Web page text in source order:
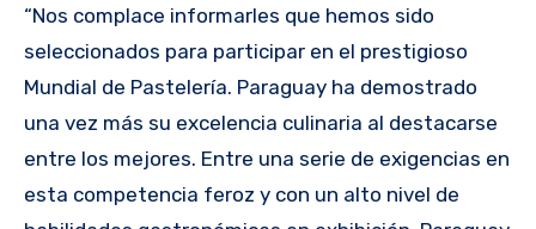
“Nos complace informarles que hemos sido
seleccionados para participar en el prestigioso
Mundial de Pastelería. Paraguay ha demostrado
una vez más su excelencia culinaria al destacarse
entre los mejores. Entre una serie de exigencias en
esta competencia feroz y con un alto nivel de